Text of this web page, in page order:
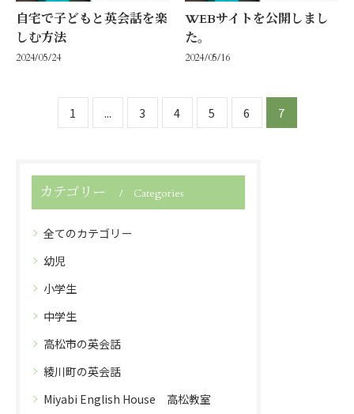
自宅で子どもと英会話を楽
しむ方法
2024/05/24
WEBサイトを公開しまし
た。
2024/05/16
1 ... 3 4 5 6 7
カテゴリー Categories
全てのカテゴリー
幼児
小学生
中学生
高松市の英会話
綾川町の英会話
Miyabi English House 高松教室